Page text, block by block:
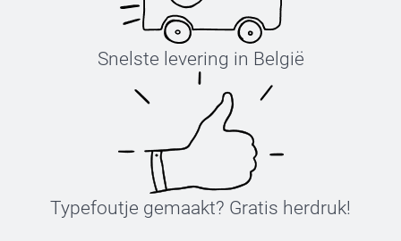
Snelste levering in België
Typefoutje gemaakt? Gratis herdruk!